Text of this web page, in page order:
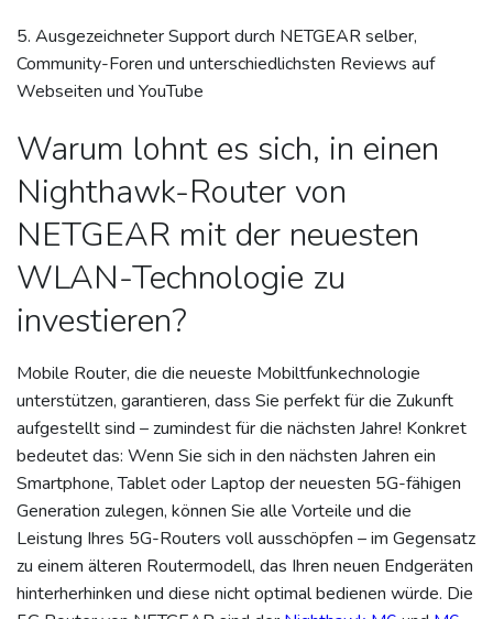
5. Ausgezeichneter Support durch NETGEAR selber,
Community-Foren und unterschiedlichsten Reviews auf
Webseiten und YouTube
Warum lohnt es sich, in einen
Nighthawk-Router von
NETGEAR mit der neuesten
WLAN-Technologie zu
investieren?
Mobile Router, die die neueste Mobiltfunkechnologie
unterstützen, garantieren, dass Sie perfekt für die Zukunft
aufgestellt sind – zumindest für die nächsten Jahre! Konkret
bedeutet das: Wenn Sie sich in den nächsten Jahren ein
Smartphone, Tablet oder Laptop der neuesten 5G-fähigen
Generation zulegen, können Sie alle Vorteile und die
Leistung Ihres 5G-Routers voll ausschöpfen – im Gegensatz
zu einem älteren Routermodell, das Ihren neuen Endgeräten
hinterherhinken und diese nicht optimal bedienen würde. Die